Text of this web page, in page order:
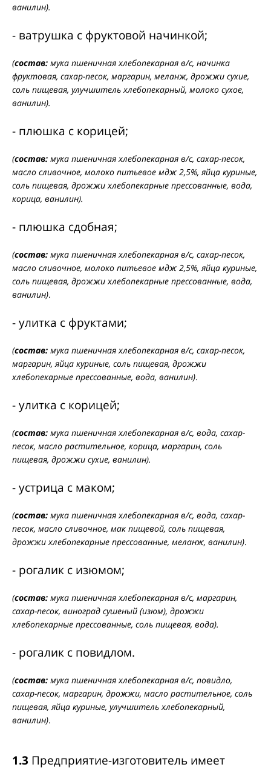
ванилин).
- ватрушка с фруктовой начинкой;
(состав: мука пшеничная хлебопекарная в/с, начинка
фруктовая, сахар-песок, маргарин, меланж, дрожжи сухие,
соль пищевая, улучшитель хлебопекарный, молоко сухое,
ванилин).
- плюшка с корицей;
(состав: мука пшеничная хлебопекарная в/с, сахар-песок,
масло сливочное, молоко питьевое мдж 2,5%, яйца куриные,
соль пищевая, дрожжи хлебопекарные прессованные, вода,
корица, ванилин).
- плюшка сдобная;
(состав: мука пшеничная хлебопекарная в/с, сахар-песок,
масло сливочное, молоко питьевое мдж 2,5%, яйца куриные,
соль пищевая, дрожжи хлебопекарные прессованные, вода,
ванилин).
- улитка с фруктами;
(состав: мука пшеничная хлебопекарная в/с, сахар-песок,
маргарин, яйца куриные, соль пищевая, дрожжи
хлебопекарные прессованные, вода, ванилин).
- улитка с корицей;
(состав: мука пшеничная хлебопекарная в/с, вода, сахар-
песок, масло растительное, корица, маргарин, соль
пищевая, дрожжи сухие, ванилин).
- устрица с маком;
(состав: мука пшеничная хлебопекарная в/с, вода, сахар-
песок, масло сливочное, мак пищевой, соль пищевая,
дрожжи хлебопекарные прессованные, меланж, ванилин).
- рогалик с изюмом;
(состав: мука пшеничная хлебопекарная в/с, маргарин,
сахар-песок, виноград сушеный (изюм), дрожжи
хлебопекарные прессованные, соль пищевая, вода).
- рогалик с повидлом.
(состав: мука пшеничная хлебопекарная в/с, повидло,
сахар-песок, маргарин, дрожжи, масло растительное, соль
пищевая, яйца куриные, улучшитель хлебопекарный,
ванилин).
1.3 Предприятие-изготовитель имеет